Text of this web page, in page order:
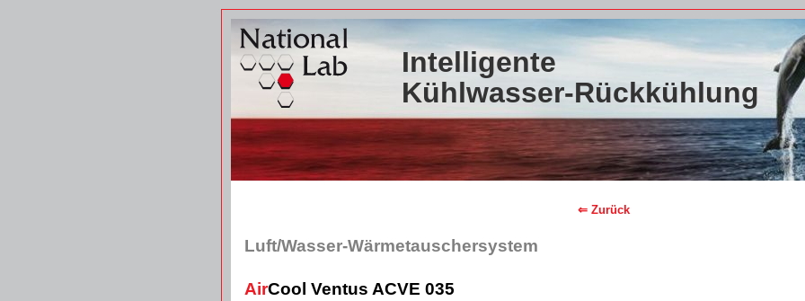
Intelligente
Kühlwasser-Rückkühlung
⇐ Zurück
Luft/Wasser-Wärmetauschersystem
AirCool Ventus ACVE 035